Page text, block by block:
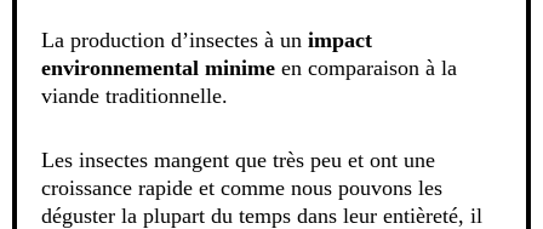
La production d’insectes à un impact
environnemental minime en comparaison à la
viande traditionnelle.
Les insectes mangent que très peu et ont une
croissance rapide et comme nous pouvons les
déguster la plupart du temps dans leur entièreté, il